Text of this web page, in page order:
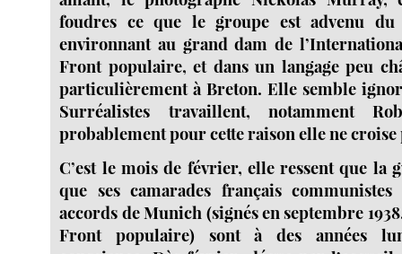
foudres ce que le groupe est advenu du
environnant au grand dam de
Front populaire, et dans un langage peu
particulièrement à Breton. Elle semble
Surréalistes travaillent, notamment
probablement pour cette raison elle ne croise
C’est le mois de février, elle ressent que la
que ses camarades français
accords de Munich (signés en septembre
Front populaire) sont à des années